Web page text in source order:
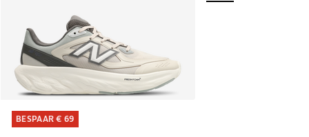
BESPAAR € 69
BESPAAR € 69